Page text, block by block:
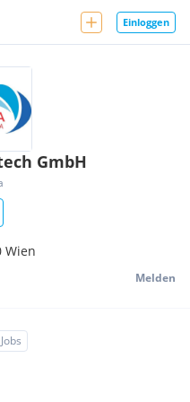
Einloggen
GmbH
Wien
Melden